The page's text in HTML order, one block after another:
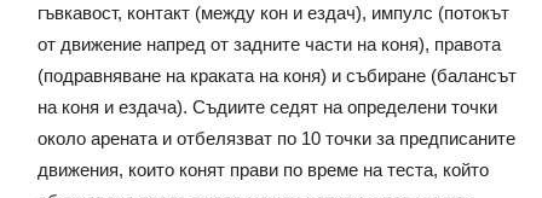
гъвкавост, контакт (между кон и ездач), импулс (потокът
от движение напред от задните части на коня), правота
(подравняване на краката на коня) и събиране (балансът
на коня и ездача). Съдиите седят на определени точки
около арената и отбелязват по 10 точки за предписаните
движения, които конят прави по време на теста, който